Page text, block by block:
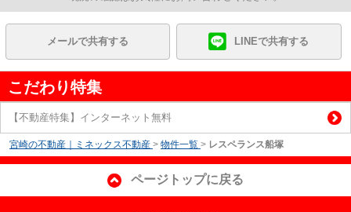
メールで共有する LINEで共有する
こだわり特集
【不動産特集】インターネット無料
宮崎の不動産｜ミネックス不動産 > 物件一覧 > レスペランス船塚
ページトップに戻る